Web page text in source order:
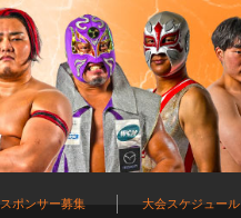
スポンサー募集 大会スケジュール